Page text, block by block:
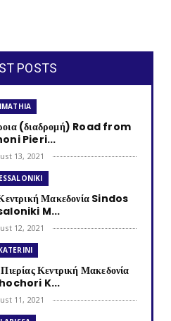
POSTS
IMATHIA
(διαδρομή) Road from
Pieri...
13, 2021
Μακεδονία Sindos
M...
12, 2021
Κεντρική Μακεδονία
K...
11, 2021